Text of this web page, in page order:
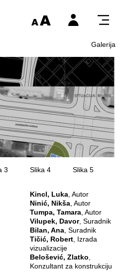
Galerija
3 Slika 4 Slika 5
Kincl, Luka , Autor
Ninić, Nikša , Autor
Tumpa, Tamara , Autor
Vilupek, Davor, Suradnik
Bilan, Ana , Suradnik
Tičić, Robert , Izrada
vizualizacije
Belošević, Zlatko
Konzultant za konstrukciju